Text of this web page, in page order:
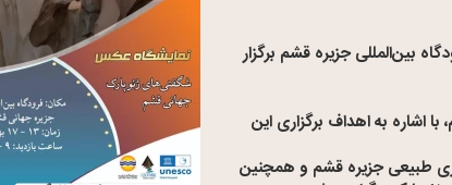
بین‌المللی جزیره قشم برگزار
اشاره به اهداف برگزاری این
طبیعی جزیره قشم و همچنین